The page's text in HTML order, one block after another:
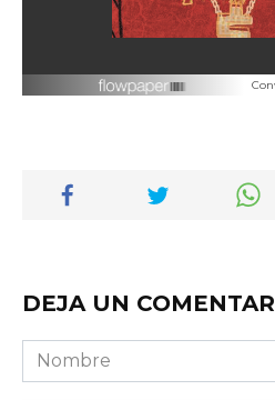
DEJA UN
Nombre